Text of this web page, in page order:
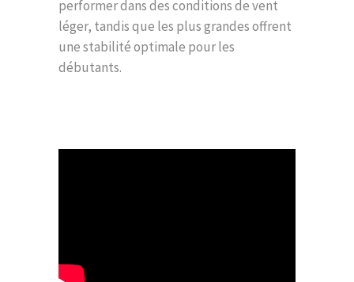
performer dans des conditions de vent
léger, tandis que les plus grandes offrent
une stabilité optimale pour les
débutants.